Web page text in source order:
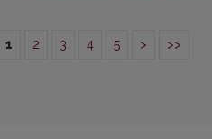
1 2 3 4 5 > >>